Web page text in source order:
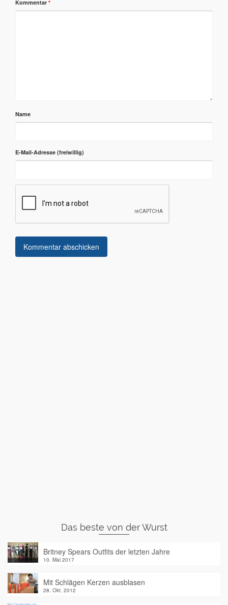
Kommentar *
Name
E-Mail-Adresse
Das beste von der Wurst
Britney Spears Outfits der letzten Jahre
10. Mai 2017
Mit Schlägen Kerzen ausblasen
28. Okt. 2012